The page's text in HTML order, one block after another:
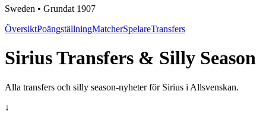
Sweden • Grundat 1907
ÖversiktPoängställningMatcherSpelareTransfers
SiriusTransfers & Silly Season
Alla transfers och silly season-nyheter för Sirius i Allsvenskan.
↓